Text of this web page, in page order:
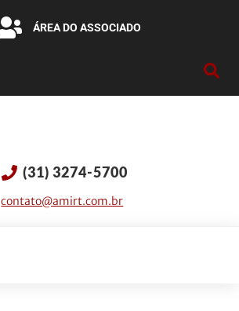
ÁREA DO ASSOCIADO
(31) 3274-5700
contato@amirt.com.br